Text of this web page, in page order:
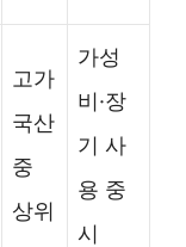
고가
국산
중
상위
가성
비·장
기 사
용 중
시